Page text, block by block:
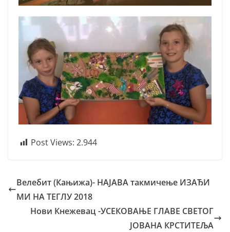
Post Views: 2.944
Велебит (Кањижа)- НАЈАВА такмичење ИЗАЂИ
МИ НА ТЕГЛУ 2018
Нови Кнежевац -УСЕКОВАЊЕ ГЛАВЕ СВЕТОГ
ЈОВАНА КРСТИТЕЉА